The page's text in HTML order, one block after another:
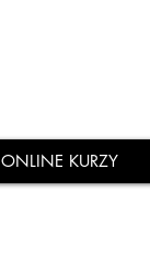
ONLINE KURZY